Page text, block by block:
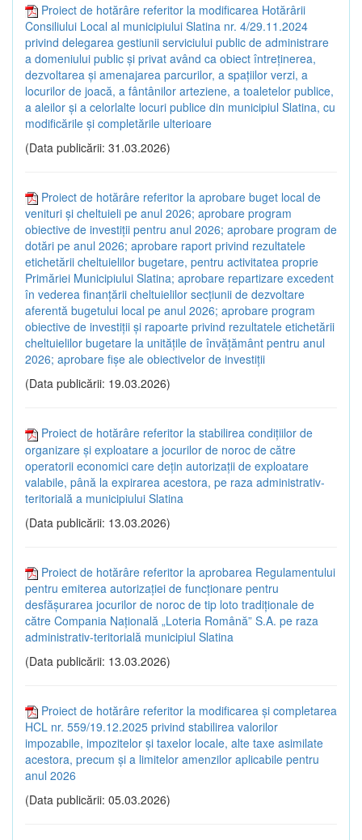
Proiect de hotărâre referitor la modificarea Hotărârii
Consiliului Local al municipiului Slatina nr. 4/29.11.2024
privind delegarea gestiunii serviciului public de administrare
a domeniului public și privat având ca obiect întreținerea,
dezvoltarea și amenajarea parcurilor, a spațiilor verzi, a
locurilor de joacă, a fântânilor arteziene, a toaletelor publice,
a aleilor și a celorlalte locuri publice din municipiul Slatina, cu
modificările și completările ulterioare
(Data publicării: 31.03.2026)
Proiect de hotărâre referitor la aprobare buget local de
venituri și cheltuieli pe anul 2026; aprobare program
obiective de investiții pentru anul 2026; aprobare program de
dotări pe anul 2026; aprobare raport privind rezultatele
etichetării cheltuielilor bugetare, pentru activitatea proprie
Primăriei Municipiului Slatina; aprobare repartizare excedent
în vederea finanțării cheltuielilor secțiunii de dezvoltare
aferentă bugetului local pe anul 2026; aprobare program
obiective de investiții și rapoarte privind rezultatele etichetării
cheltuielilor bugetare la unitățile de învățământ pentru anul
2026; aprobare fișe ale obiectivelor de investiții
(Data publicării: 19.03.2026)
Proiect de hotărâre referitor la stabilirea condițiilor de
organizare și exploatare a jocurilor de noroc de către
operatorii economici care dețin autorizații de exploatare
valabile, până la expirarea acestora, pe raza administrativ-
teritorială a municipiului Slatina
(Data publicării: 13.03.2026)
Proiect de hotărâre referitor la aprobarea Regulamentului
pentru emiterea autorizației de funcționare pentru
desfășurarea jocurilor de noroc de tip loto tradiționale de
către Compania Națională „Loteria Română” S.A. pe raza
administrativ-teritorială municipiul Slatina
(Data publicării: 13.03.2026)
Proiect de hotărâre referitor la modificarea și completarea
HCL nr. 559/19.12.2025 privind stabilirea valorilor
impozabile, impozitelor și taxelor locale, alte taxe asimilate
acestora, precum și a limitelor amenzilor aplicabile pentru
anul 2026
(Data publicării: 05.03.2026)